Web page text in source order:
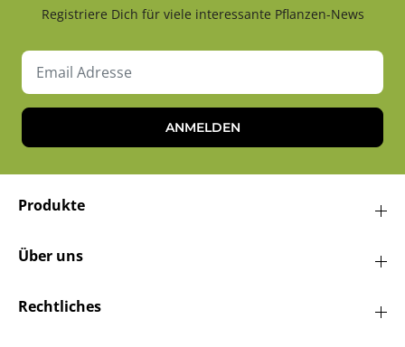
Registriere Dich für viele interessante Pflanzen-News
ANMELDEN
Produkte
Über uns
Rechtliches